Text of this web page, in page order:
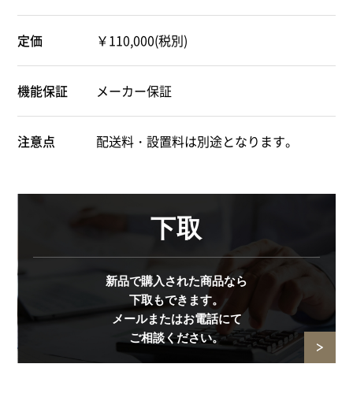
定価 ￥110,000(税別)
機能保証 メーカー保証
注意点 配送料・設置料は別途となります。
下取
新品で購入された商品なら
下取もできます。
メールまたはお電話にて
ご相談ください。